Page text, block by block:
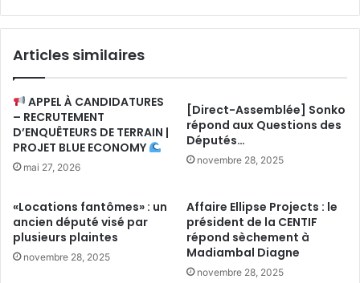
Articles similaires
APPEL À CANDIDATURES
– RECRUTEMENT
D’ENQUÊTEURS DE TERRAIN |
PROJET BLUE ECONOMY
mai 27, 2026
[Direct-Assemblée] Sonko
répond aux Questions des
Députés…
novembre 28, 2025
«Locations fantômes» : un
ancien député visé par
plusieurs plaintes
novembre 28, 2025
Affaire Ellipse Projects : le
président de la CENTIF
répond sèchement à
Madiambal Diagne
novembre 28, 2025